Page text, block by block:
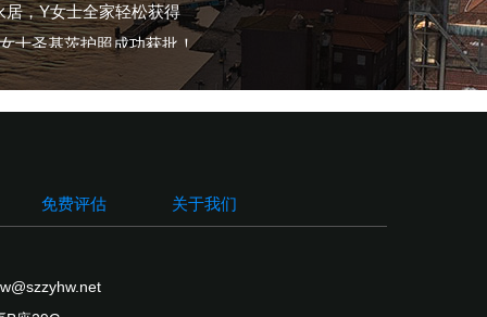
拿大阿尔伯塔省企业家移民工签获批！
加拿大魁北克投资移民面试成功！
01月：谢小姐为谋发展移民加拿大
12月：L客户移民创业成功
12月：C女士女儿顺利拿到加拿大留学签证
免费评估 关于我们